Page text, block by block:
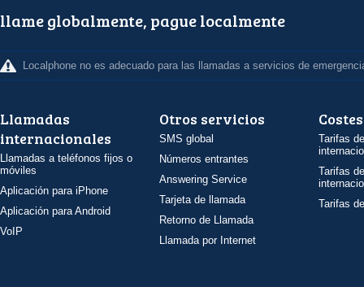
llame globalmente, pague localmente
Localphone no es adecuado para las llamadas a servicios de
Llamadas
internacionales
Llamadas a teléfonos fijos o
móviles
Aplicación para iPhone
Aplicación para Android
VoIP
Otros servicios
SMS global
Números entrantes
Answering Service
Tarjeta de llamada
Retorno de Llamada
Llamada por Internet
Costes
Tarifas
Tarifas
Tarifas